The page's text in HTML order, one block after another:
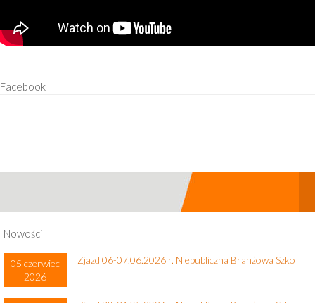
Facebook
Nowości
05 czerwiec
2026
Zjazd 06-07.06.2026 r. Niepubliczna Branżowa Szko